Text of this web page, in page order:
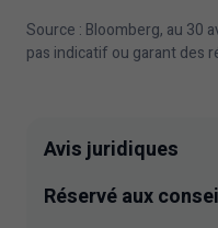
Source : Bloomberg, au 30
pas indicatif ou garant des
Avis juridiques
Réservé aux